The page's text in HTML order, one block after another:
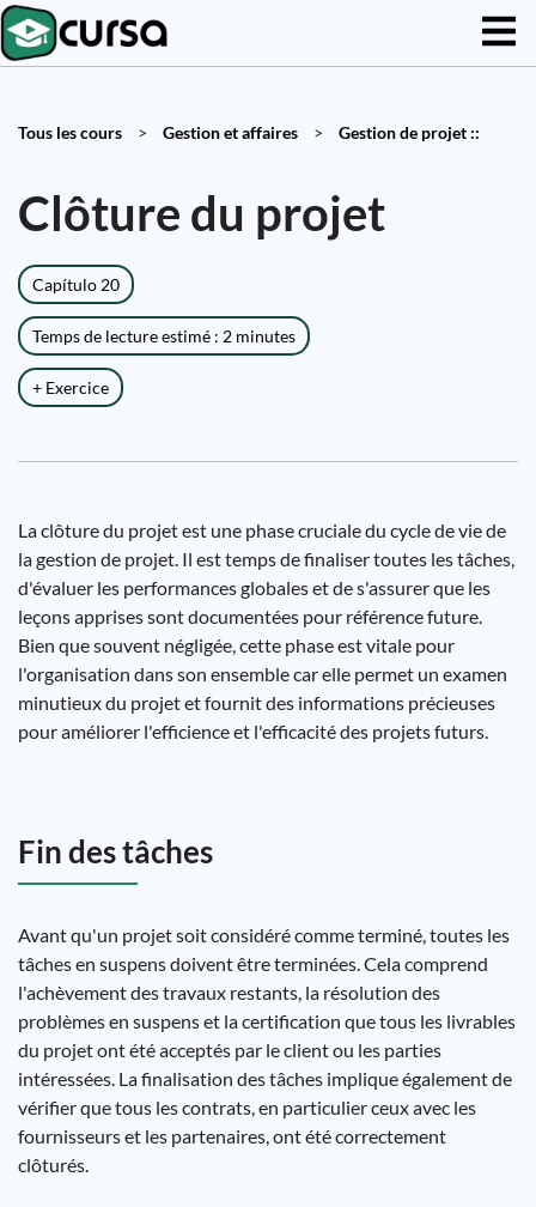
Tous les cours > Gestion et affaires > Gestion de projet ::
Clôture du projet
Capítulo 20
Temps de lecture estimé : 2 minutes
+ Exercice
La clôture du projet est une phase cruciale du cycle de vie de
la gestion de projet. Il est temps de finaliser toutes les tâches,
d'évaluer les performances globales et de s'assurer que les
leçons apprises sont documentées pour référence future.
Bien que souvent négligée, cette phase est vitale pour
l'organisation dans son ensemble car elle permet un examen
minutieux du projet et fournit des informations précieuses
pour améliorer l'efficience et l'efficacité des projets futurs.
Fin des tâches
Avant qu'un projet soit considéré comme terminé, toutes les
tâches en suspens doivent être terminées. Cela comprend
l'achèvement des travaux restants, la résolution des
problèmes en suspens et la certification que tous les livrables
du projet ont été acceptés par le client ou les parties
intéressées. La finalisation des tâches implique également de
vérifier que tous les contrats, en particulier ceux avec les
fournisseurs et les partenaires, ont été correctement
clôturés.